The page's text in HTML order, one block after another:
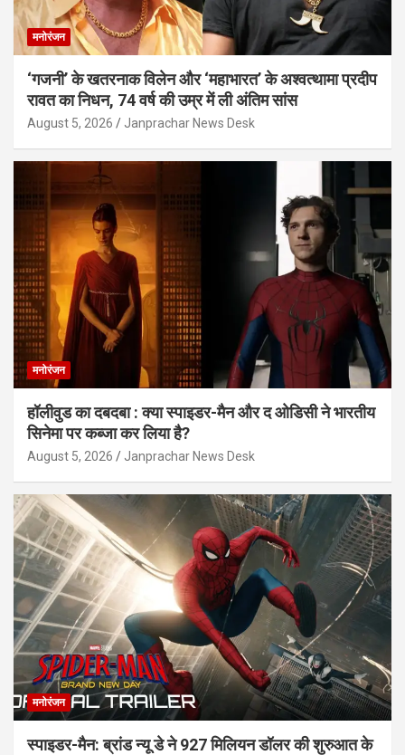
मनोरंजन
‘गजनी’ के खतरनाक विलेन और ‘महाभारत’ के अश्वत्थामा प्रदीप
रावत का निधन, 74 वर्ष की उम्र में ली अंतिम सांस
August 5, 2026 Janprachar News Desk
मनोरंजन
हॉलीवुड का दबदबा : क्या स्पाइडर-मैन और द ओडिसी ने भारतीय
सिनेमा पर कब्जा कर लिया है?
August 5, 2026 Janprachar News Desk
मनोरंजन
स्पाइडर-मैन: ब्रांड न्यू डे ने 927 मिलियन डॉलर की शुरुआत के